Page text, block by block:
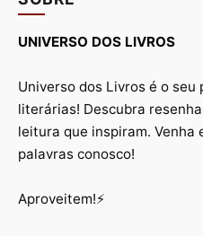
UNIVERSO DOS LIVROS
Universo dos Livros é o
literárias! Descubra
leitura que inspiram. Venha
palavras conosco!
Aproveitem!⚡